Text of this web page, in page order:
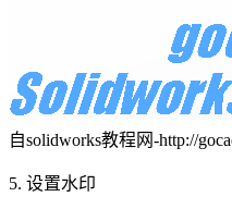
自solidworks教程网-http://
5. 设置水印